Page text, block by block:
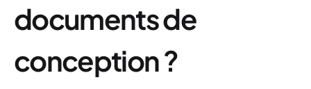
documents de
conception ?